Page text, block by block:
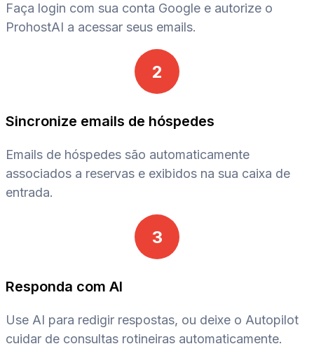
Faça login com sua conta Google e autorize o
ProhostAI a acessar seus emails.
2
Sincronize emails de hóspedes
Emails de hóspedes são automaticamente
associados a reservas e exibidos na sua caixa de
entrada.
3
Responda com AI
Use AI para redigir respostas, ou deixe o Autopilot
cuidar de consultas rotineiras automaticamente.